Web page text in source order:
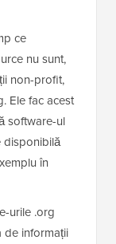
ce
nu sunt,
non-profit,
Ele fac acest
software-ul
disponibilă
în
urile .org
de informații